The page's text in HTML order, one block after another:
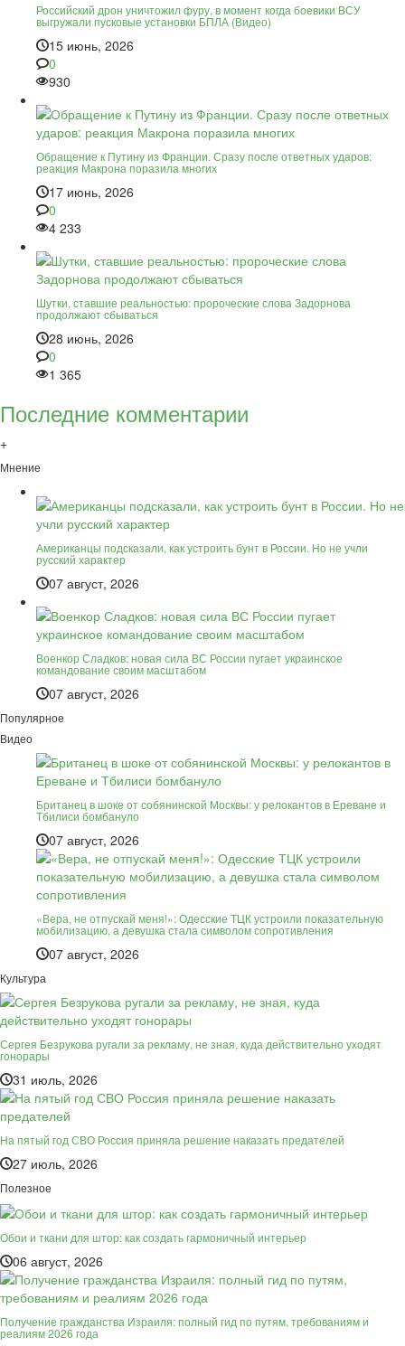
Российский дрон уничтожил фуру, в момент когда боевики ВСУ
выгружали пусковые установки БПЛА (Видео)
15 июнь, 2026
0
930
Обращение к Путину из Франции. Сразу после ответных ударов:
реакция Макрона поразила многих
17 июнь, 2026
0
4 233
Шутки, ставшие реальностью: пророческие слова Задорнова
продолжают сбываться
28 июнь, 2026
0
1 365
Последние комментарии
+
Мнение
Американцы подсказали, как устроить бунт в России. Но не учли
русский характер
07 август, 2026
Военкор Сладков: новая сила ВС России пугает украинское
командование своим масштабом
07 август, 2026
Популярное
Видео
Британец в шоке от собянинской Москвы: у релокантов в Ереване и
Тбилиси бомбануло
07 август, 2026
«Вера, не отпускай меня!»: Одесские ТЦК устроили показательную
мобилизацию, а девушка стала символом сопротивления
07 август, 2026
Культура
Сергея Безрукова ругали за рекламу, не зная, куда действительно уходят
гонорары
31 июль, 2026
На пятый год СВО Россия приняла решение наказать предателей
27 июль, 2026
Полезное
Обои и ткани для штор: как создать гармоничный интерьер
06 август, 2026
Получение гражданства Израиля: полный гид по путям, требованиям и
реалиям 2026 года